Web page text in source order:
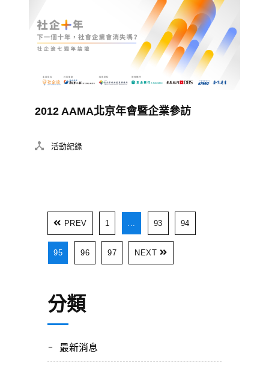
2012 AAMA北京年會暨企業參訪
活動紀錄
PREV 1 ... 93 94
95 96 97 NEXT
分類
最新消息